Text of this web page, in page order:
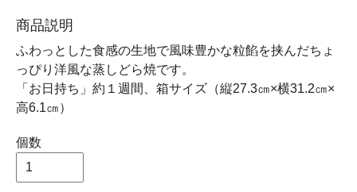
商品説明
ふわっとした食感の生地で風味豊かな粒餡を挟んだちょ
っぴり洋風な蒸しどら焼です。
「お日持ち」約１週間、箱サイズ（縦27.3㎝×横31.2㎝×
高6.1㎝）
個数